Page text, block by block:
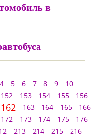
в
4 5 6 7 8 9 10
...
152 153 154 155
156
162 163 164 165
166
172 173 174 175
176
213 214 215
216